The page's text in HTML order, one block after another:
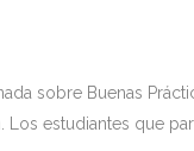
sobre Buenas
estudiantes que